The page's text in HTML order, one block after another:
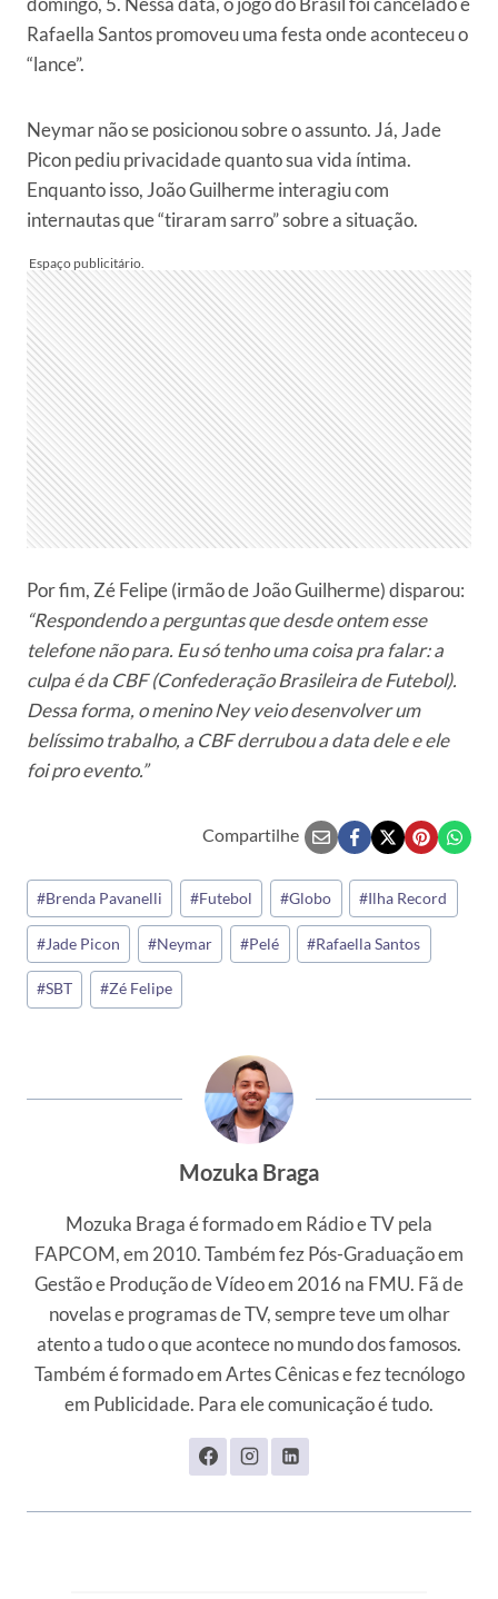
Rafaella Santos promoveu uma festa onde aconteceu o
“lance”.
Neymar não se posicionou sobre o assunto. Já, Jade
Picon pediu privacidade quanto sua vida íntima.
Enquanto isso, João Guilherme interagiu com
internautas que “tiraram sarro” sobre a situação.
Por fim, Zé Felipe (irmão de João Guilherme) disparou:
“Respondendo a perguntas que desde ontem esse
telefone não para. Eu só tenho uma coisa pra falar: a
culpa é da CBF (Confederação Brasileira de Futebol).
Dessa forma, o menino Ney veio desenvolver um
belíssimo trabalho, a CBF derrubou a data dele e ele
foi pro evento.”
Compartilhe
Tags
do
Post:
#Brenda Pavanelli #Futebol #Globo #Ilha Record
#Jade Picon #Neymar #Pelé #Rafaella Santos
#SBT #Zé Felipe
Mozuka Braga
Mozuka Braga é formado em Rádio e TV pela
FAPCOM, em 2010. Também fez Pós-Graduação em
Gestão e Produção de Vídeo em 2016 na FMU. Fã de
novelas e programas de TV, sempre teve um olhar
atento a tudo o que acontece no mundo dos famosos.
Também é formado em Artes Cênicas e fez tecnólogo
em Publicidade. Para ele comunicação é tudo.